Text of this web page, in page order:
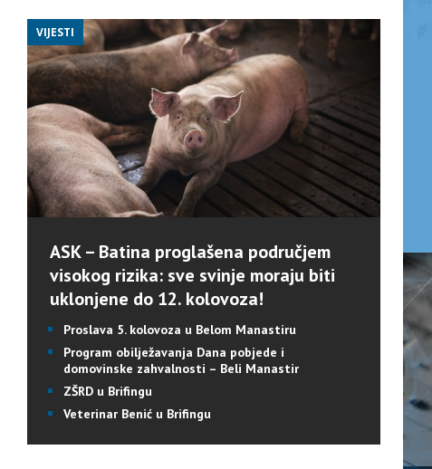
VIJESTI
ASK – Batina proglašena područjem
visokog rizika: sve svinje moraju biti
uklonjene do 12. kolovoza!
Proslava 5. kolovoza u Belom Manastiru
Program obilježavanja Dana pobjede i
domovinske zahvalnosti – Beli Manastir
ZŠRD u Brifingu
Veterinar Benić u Brifingu